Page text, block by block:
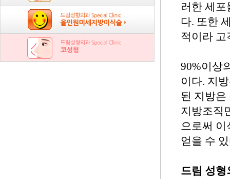
러한 세
다. 또한
적이라 고
90%이상
이다. 지
된 지방은
지방조직
으로써
얻을 수
드림 성